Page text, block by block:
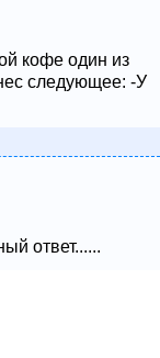
кофе один из
следующее: -У
ответ......